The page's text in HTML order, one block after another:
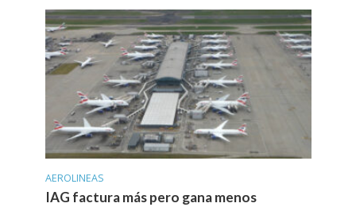
AEROLINEAS
IAG factura más pero gana menos